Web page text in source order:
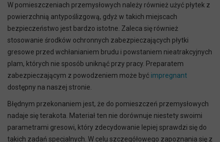
W pomieszczeniach przemysłowych należy również użyć płytek z
powierzchnią antypoślizgową, gdyż w takich miejscach
bezpieczeństwo jest bardzo istotne. Zaleca się również
stosowanie środków ochronnych zabezpieczających płytki
gresowe przed wchłanianiem brudu i powstaniem nieatrakcyjnych
plam, których nie sposób uniknąć przy pracy. Preparatem
zabezpieczającym z powodzeniem może być impregnant
dostępny na naszej stronie.
Błędnym przekonaniem jest, że do pomieszczeń przemysłowych
nadaje się terakota. Materiał ten nie dorównuje niestety swoimi
parametrami gresowi, który zdecydowanie lepiej sprawdzi się do
takich zadań specjalnych. W celu szczegółowego zapoznania się z